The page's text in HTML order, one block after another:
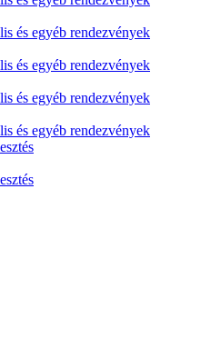
és egyéb rendezvények
és egyéb rendezvények
és egyéb rendezvények
és egyéb rendezvények